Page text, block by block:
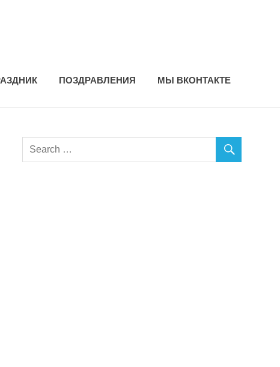
ПОЗДРАВЛЕНИЯ МЫ ВКОНТАКТЕ